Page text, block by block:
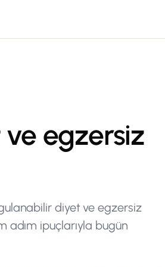
egzersiz
diyet ve egzersiz
adım ipuçlarıyla bugün